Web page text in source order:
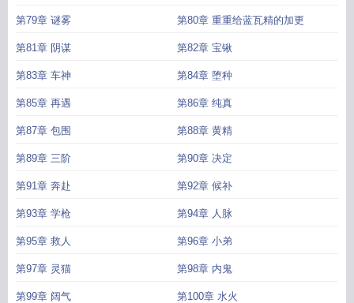
第79章 谜雾 第80章 重重给蓝瓦精的加更
第81章 阴谋 第82章 宝锹
第83章 车神 第84章 堕种
第85章 再遇 第86章 纯真
第87章 包围 第88章 黄精
第89章 三阶 第90章 决定
第91章 奔赴 第92章 候补
第93章 学枪 第94章 人脉
第95章 救人 第96章 小弟
第97章 灵猫 第98章 内鬼
第99章 阔气 第100章 水火